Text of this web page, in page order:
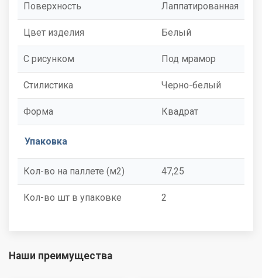
Поверхность Лаппатированная
Цвет изделия Белый
С рисунком Под мрамор
Стилистика Черно-белый
Форма Квадрат
Упаковка
Кол-во на паллете (м2) 47,25
Кол-во шт в упаковке 2
Наши преимущества